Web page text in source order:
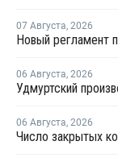
07 Августа, 2026
06 Августа, 2026
06 Августа, 2026